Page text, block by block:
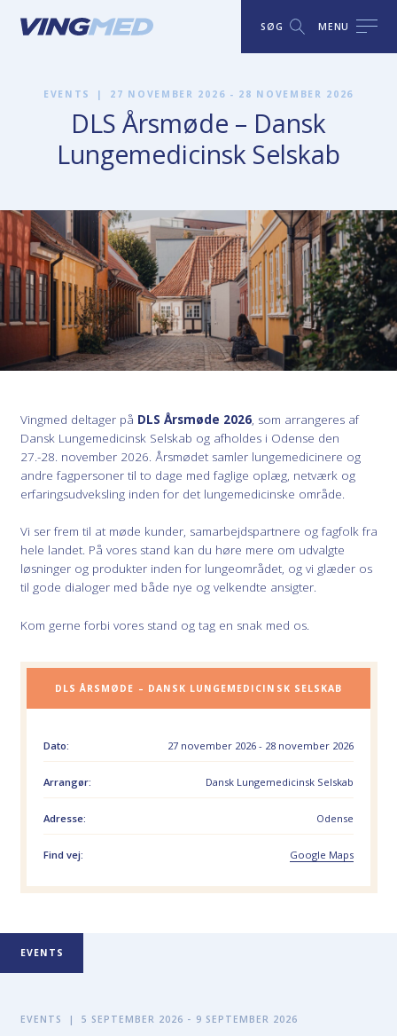
SØG MENU
EVENTS | 27 NOVEMBER 2026 - 28 NOVEMBER 2026
DLS Årsmøde – Dansk
Lungemedicinsk Selskab
Vingmed deltager på DLS Årsmøde 2026, som arrangeres af
Dansk Lungemedicinsk Selskab og afholdes i Odense den
27.-28. november 2026. Årsmødet samler lungemedicinere og
andre fagpersoner til to dage med faglige oplæg, netværk og
erfaringsudveksling inden for det lungemedicinske område.
Vi ser frem til at møde kunder, samarbejdspartnere og fagfolk fra
hele landet. På vores stand kan du høre mere om udvalgte
løsninger og produkter inden for lungeområdet, og vi glæder os
til gode dialoger med både nye og velkendte ansigter.
Kom gerne forbi vores stand og tag en snak med os.
DLS ÅRSMØDE – DANSK LUNGEMEDICINSK SELSKAB
Dato: 27 november 2026 - 28 november 2026
Arrangør: Dansk Lungemedicinsk Selskab
Adresse: Odense
Find vej: Google Maps
EVENTS
EVENTS | 5 SEPTEMBER 2026 - 9 SEPTEMBER 2026